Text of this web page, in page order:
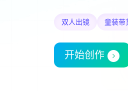
双人出镜 童装带
开始创作